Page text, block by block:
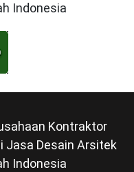
Indonesia
Kontraktor
Jasa Desain Arsitek
Indonesia